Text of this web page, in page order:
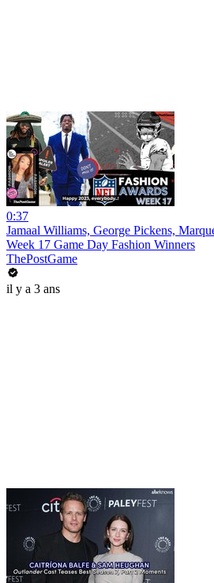
0:37
Jamaal Williams, George Pickens,
Week 17 Game Day Fashion Winners
ThePostGame
il y a 3 ans